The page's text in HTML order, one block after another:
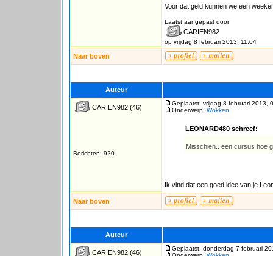
Voor dat geld kunnen we een
Laatst aangepast door
CARIEN982
op vrijdag 8 februari 2013, 11:04
Naar boven
Auteur
CARIEN982 (46)
Berichten: 920
Geplaatst: vrijdag 8 februari 2013,
Onderwerp: Wokken
LEONARD480 schreef:
Misschien.. een cursus hoe
Ik vind dat een goed idee van je
Naar boven
Auteur
CARIEN982 (46)
Geplaatst: donderdag 7 februari